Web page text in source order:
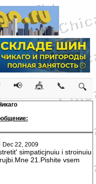
📢 🎪 📞 🔍
Dec 22, 2009
simpaticjnuiu i stroinuiu
21.Pishite vsem